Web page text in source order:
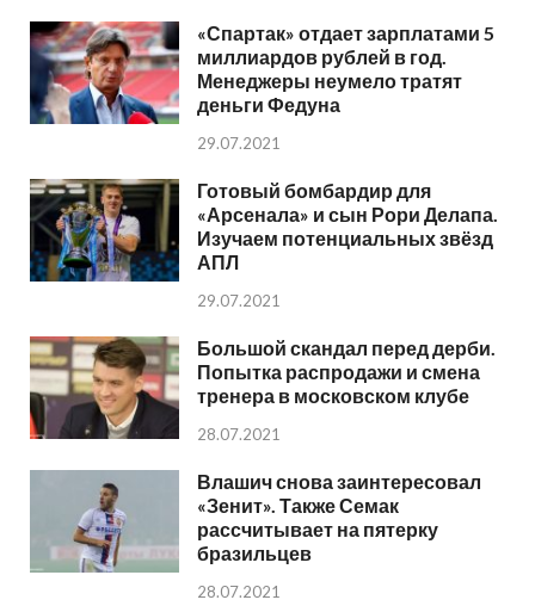
«Спартак» отдает зарплатами 5
миллиардов рублей в год.
Менеджеры неумело тратят
деньги Федуна
29.07.2021
Готовый бомбардир для
«Арсенала» и сын Рори Делапа.
Изучаем потенциальных звёзд
АПЛ
29.07.2021
Большой скандал перед дерби.
Попытка распродажи и смена
тренера в московском клубе
28.07.2021
Влашич снова заинтересовал
«Зенит». Также Семак
рассчитывает на пятерку
бразильцев
28.07.2021